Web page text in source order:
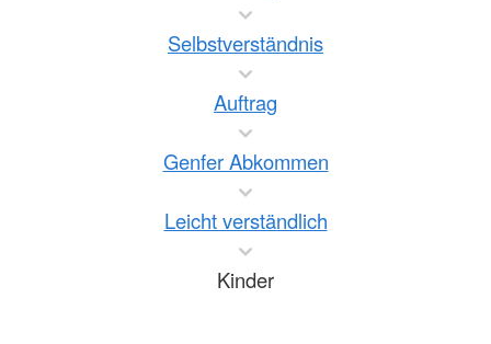
Selbstverständnis
Auftrag
Genfer Abkommen
Leicht verständlich
Kinder